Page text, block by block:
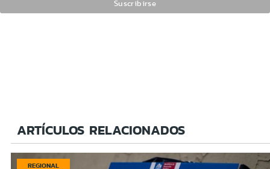
ARTÍCULOS RELACIONADOS
REGIONAL